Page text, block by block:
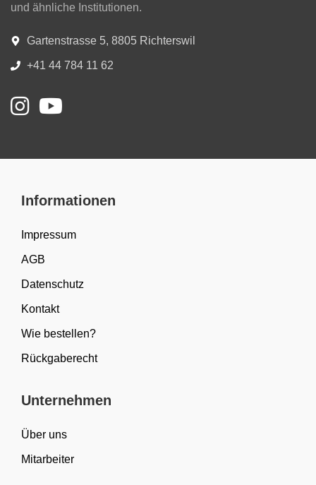
und ähnliche Institutionen.
Gartenstrasse 5, 8805 Richterswil
+41 44 784 11 62
Informationen
Impressum
AGB
Datenschutz
Kontakt
Wie bestellen?
Rückgaberecht
Unternehmen
Über uns
Mitarbeiter